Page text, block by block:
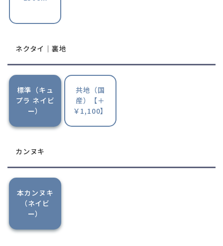
ネクタイ｜裏地
標準（キュ
プラ ネイビ
ー）
共地（国
産）【＋
￥1,100】
カンヌキ
本カンヌキ
（ネイビ
ー）